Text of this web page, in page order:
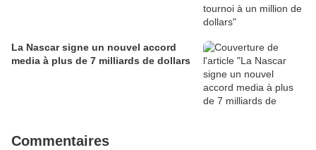
La Nascar signe un nouvel accord
media à plus de 7 milliards de dollars
Commentaires